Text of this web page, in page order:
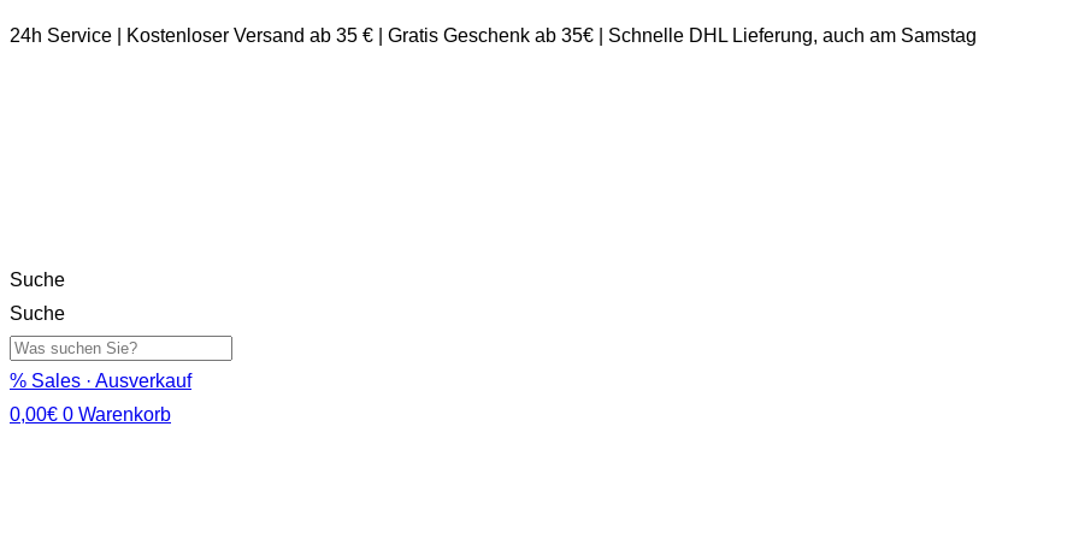
24h Service | Kostenloser Versand ab 35 € | Gratis Geschenk ab 35€ | Schnelle DHL Lieferung, auch am Samstag
Suche
Suche
% Sales · Ausverkauf
0,00€ 0 Warenkorb